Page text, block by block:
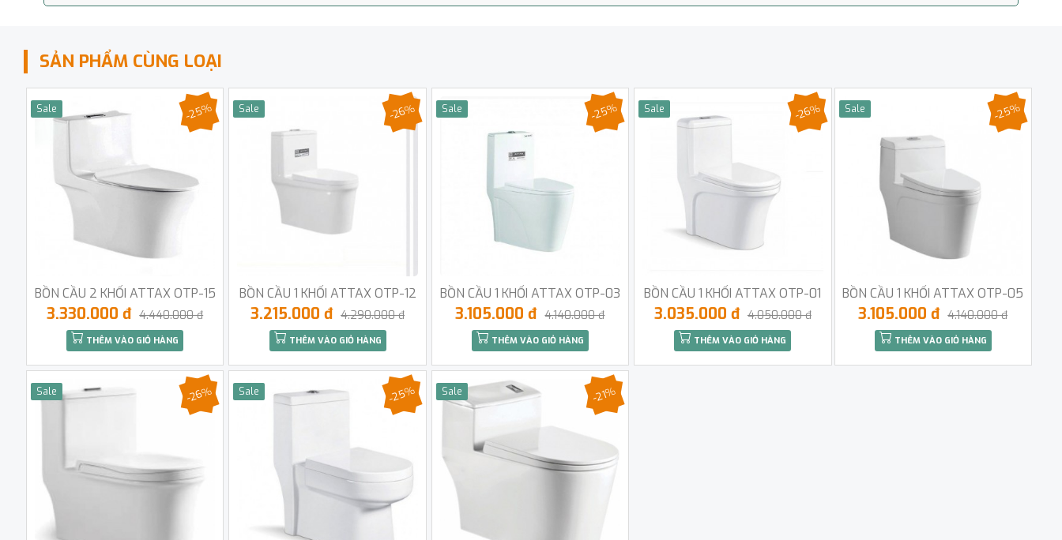
SẢN PHẨM CÙNG LOẠI
Sale
BỒN CẦU 2 KHỐI ATTAX OTP-15
-25%
3.330.000 đ 4.440.000 đ
THÊM VÀO GIỎ HÀNG
Sale
BỒN CẦU 1 KHỐI ATTAX OTP-12
-26%
3.215.000 đ 4.290.000 đ
THÊM VÀO GIỎ HÀNG
Sale
BỒN CẦU 1 KHỐI ATTAX OTP-03
-25%
3.105.000 đ 4.140.000 đ
THÊM VÀO GIỎ HÀNG
Sale
BỒN CẦU 1 KHỐI ATTAX OTP-01
-26%
3.035.000 đ 4.050.000 đ
THÊM VÀO GIỎ HÀNG
Sale
BỒN CẦU 1 KHỐI ATTAX OTP-05
-25%
3.105.000 đ 4.140.000 đ
THÊM VÀO GIỎ HÀNG
Sale -26% Sale -25% Sale -21%